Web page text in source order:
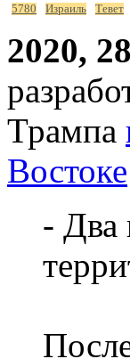
5780 Израиль Тевет
2020,
Трампа
Востоке
- Два